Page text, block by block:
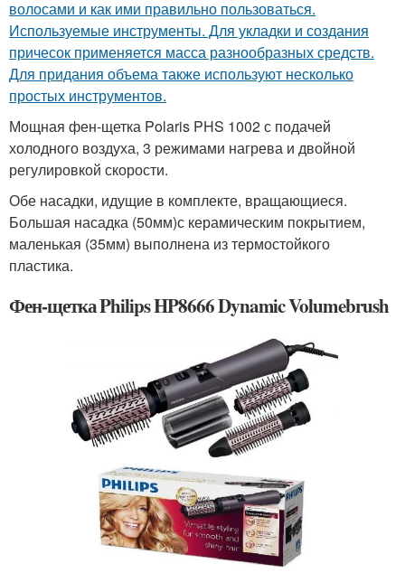
волосами и как ими правильно пользоваться.
Используемые инструменты. Для укладки и создания
причесок применяется масса разнообразных средств.
Для придания объема также используют несколько
простых инструментов.
Мощная фен-щетка Polaris PHS 1002 с подачей
холодного воздуха, 3 режимами нагрева и двойной
регулировкой скорости.
Обе насадки, идущие в комплекте, вращающиеся.
Большая насадка (50мм)с керамическим покрытием,
маленькая (35мм) выполнена из термостойкого
пластика.
Фен-щетка Philips HP8666 Dynamic Volumebrush